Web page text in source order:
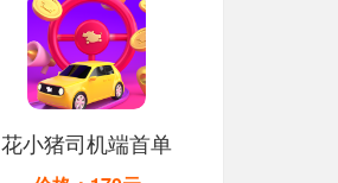
花小猪司机端首单